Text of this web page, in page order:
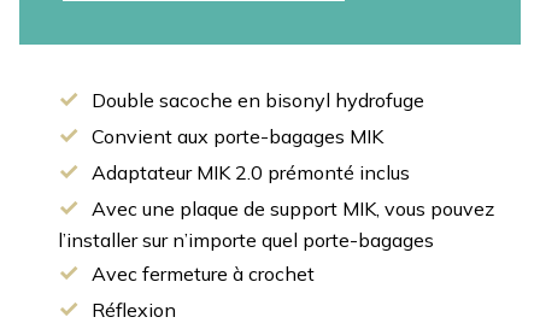
Double sacoche en bisonyl hydrofuge
Convient aux porte-bagages MIK
Adaptateur MIK 2.0 prémonté inclus
Avec une plaque de support MIK, vous pouvez
l’installer sur n’importe quel porte-bagages
Avec fermeture à crochet
Réflexion